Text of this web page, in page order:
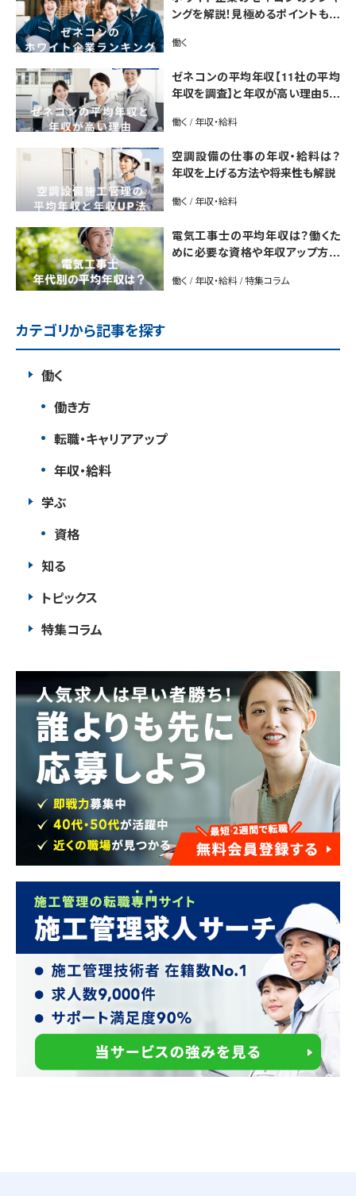
ングを解説！見極めるポイントも紹
働く
ゼネコンの平均年収【11社の平均
年収を調査】と年収が高い理由5選
働く / 年収・給料
空調設備の仕事の年収・給料は？
年収を上げる方法や将来性も解説
働く / 年収・給料
電気工事士の平均年収は？働くた
めに必要な資格や年収アップ方法
働く / 年収・給料 / 特集コラム
カテゴリから記事を探す
働く
働き方
転職・キャリアアップ
年収・給料
学ぶ
資格
知る
トピックス
特集コラム